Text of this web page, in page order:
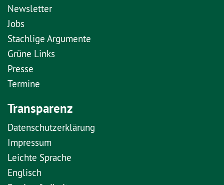
Newsletter
Jobs
Stachlige Argumente
Grüne Links
Presse
Termine
Transparenz
Datenschutzerklärung
Impressum
Leichte Sprache
Englisch